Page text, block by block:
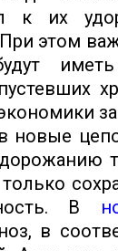
к их
этом
новые
В
в